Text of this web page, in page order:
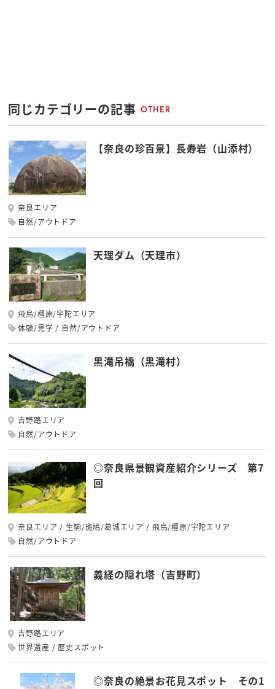
同じカテゴリーの記事 OTHER
【奈良の珍百景】長寿岩（山添村）
奈良エリア
自然/アウトドア
天理ダム（天理市）
飛鳥/橿原/宇陀エリア
体験/見学
自然/アウトドア
黒滝吊橋（黒滝村）
吉野路エリア
自然/アウトドア
◎奈良県景観資産紹介シリーズ 第7
回
奈良エリア 生駒/斑鳩/葛城エリア
飛鳥/橿原/宇陀エリア
自然/アウトドア
義経の隠れ塔（吉野町）
吉野路エリア
世界遺産
歴史スポット
◎奈良の絶景お花見スポット その1